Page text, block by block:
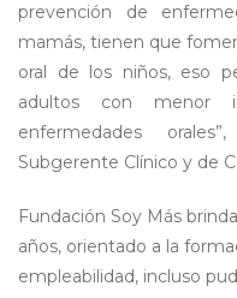
prevención de
mamás, tienen que
oral de los niños, eso
adultos con menor
enfermedades
Subgerente Clínico y de
Fundación Soy Más
años, orientado a la
empleabilidad, incluso